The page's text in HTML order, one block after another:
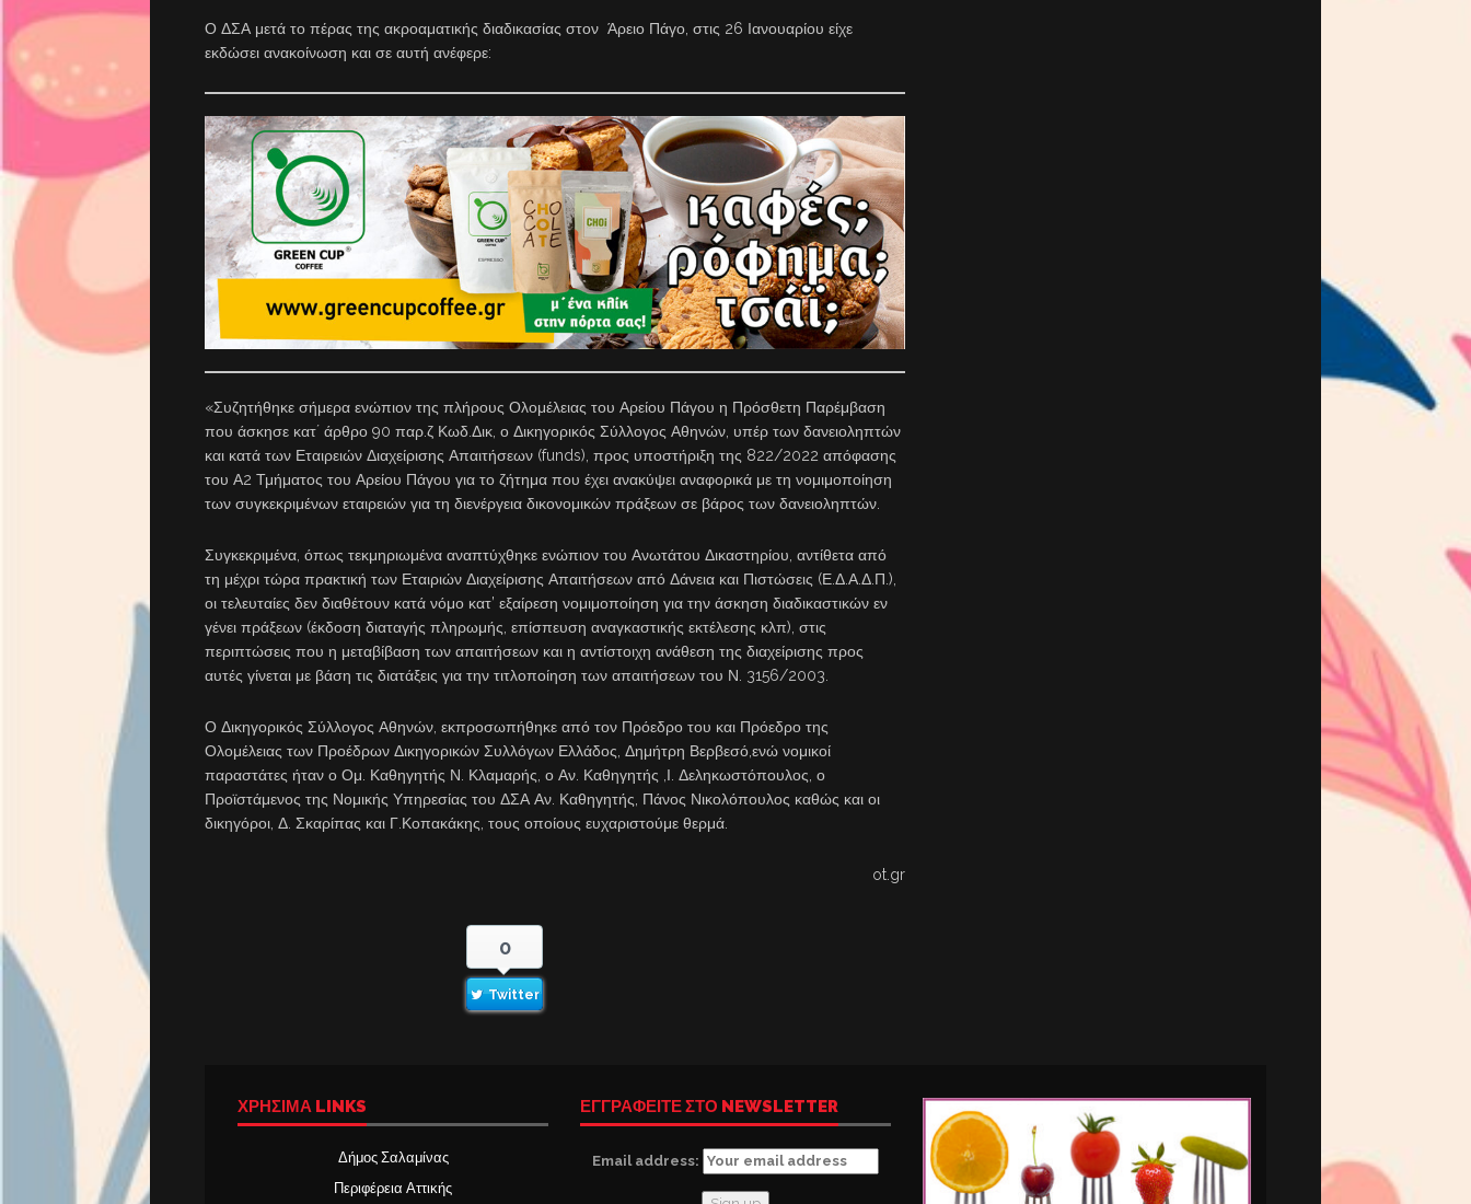
Ο ΔΣΑ μετά το πέρας της ακροαματικής διαδικασίας στον Άρειο Πάγο, στις 26 Ιανουαρίου είχε
εκδώσει ανακοίνωση και σε αυτή ανέφερε:
«Συζητήθηκε σήμερα ενώπιον της πλήρους Ολομέλειας του Αρείου Πάγου η Πρόσθετη Παρέμβαση
που άσκησε κατ´ άρθρο 90 παρ.ζ Κωδ.Δικ, ο Δικηγορικός Σύλλογος Αθηνών, υπέρ των δανειοληπτών
και κατά των Εταιρειών Διαχείρισης Απαιτήσεων (funds), προς υποστήριξη της 822/2022 απόφασης
του Α2 Τμήματος του Αρείου Πάγου για το ζήτημα που έχει ανακύψει αναφορικά με τη νομιμοποίηση
των συγκεκριμένων εταιρειών για τη διενέργεια δικονομικών πράξεων σε βάρος των δανειοληπτών.
Συγκεκριμένα, όπως τεκμηριωμένα αναπτύχθηκε ενώπιον του Ανωτάτου Δικαστηρίου, αντίθετα από
τη μέχρι τώρα πρακτική των Εταιριών Διαχείρισης Απαιτήσεων από Δάνεια και Πιστώσεις (Ε.Δ.Α.Δ.Π.),
οι τελευταίες δεν διαθέτουν κατά νόμο κατ’ εξαίρεση νομιμοποίηση για την άσκηση διαδικαστικών εν
γένει πράξεων (έκδοση διαταγής πληρωμής, επίσπευση αναγκαστικής εκτέλεσης κλπ), στις
περιπτώσεις που η μεταβίβαση των απαιτήσεων και η αντίστοιχη ανάθεση της διαχείρισης προς
αυτές γίνεται με βάση τις διατάξεις για την τιτλοποίηση των απαιτήσεων του Ν. 3156/2003.
Ο Δικηγορικός Σύλλογος Αθηνών, εκπροσωπήθηκε από τον Πρόεδρο του και Πρόεδρο της
Ολομέλειας των Προέδρων Δικηγορικών Συλλόγων Ελλάδος, Δημήτρη Βερβεσό,ενώ νομικοί
παραστάτες ήταν ο Ομ. Καθηγητής Ν. Κλαμαρής, ο Αν. Καθηγητής ,Ι. Δεληκωστόπουλος, ο
Προϊστάμενος της Νομικής Υπηρεσίας του ΔΣΑ Αν. Καθηγητής, Πάνος Νικολόπουλος καθώς και οι
δικηγόροι, Δ. Σκαρίπας και Γ.Κοπακάκης, τους οποίους ευχαριστούμε θερμά.
ot.gr
0
Twitter
ΧΡΉΣΙΜΑ LINKS
Δήμος Σαλαμίνας
Περιφέρεια Αττικής
ΕΓΓΡΑΦΕΙΤΕ ΣΤΟ NEWSLETTER
Email address: